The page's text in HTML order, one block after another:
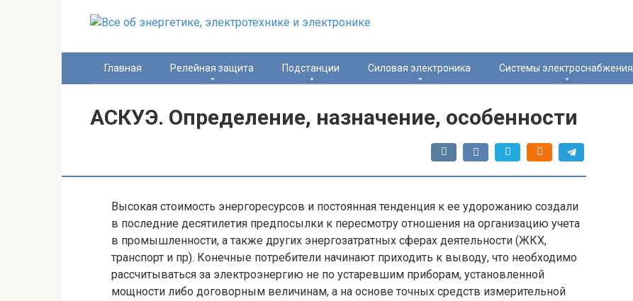
Главная Релейная защита Подстанции Силовая электроника Системы электроснабжения
АСКУЭ. Определение, назначение, особенности
Высокая стоимость энергоресурсов и постоянная тенденция к ее удорожанию создали
в последние десятилетия предпосылки к пересмотру отношения на организацию учета
в промышленности, а также других энергозатратных сферах деятельности (ЖКХ,
транспорт и пр). Конечные потребители начинают приходить к выводу, что необходимо
рассчитываться за электроэнергию не по устаревшим приборам, установленной
мощности либо договорным величинам, а на основе точных средств измерительной